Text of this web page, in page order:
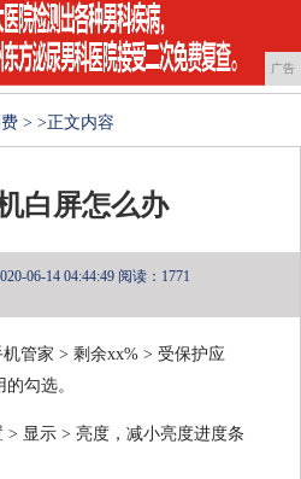
广告
> >正文内容
白屏怎么办
06-14 04:44:49 阅读：1771
管家 > 剩余xx% > 受保护应
勾选。
> 显示 > 亮度，减小亮度进度条